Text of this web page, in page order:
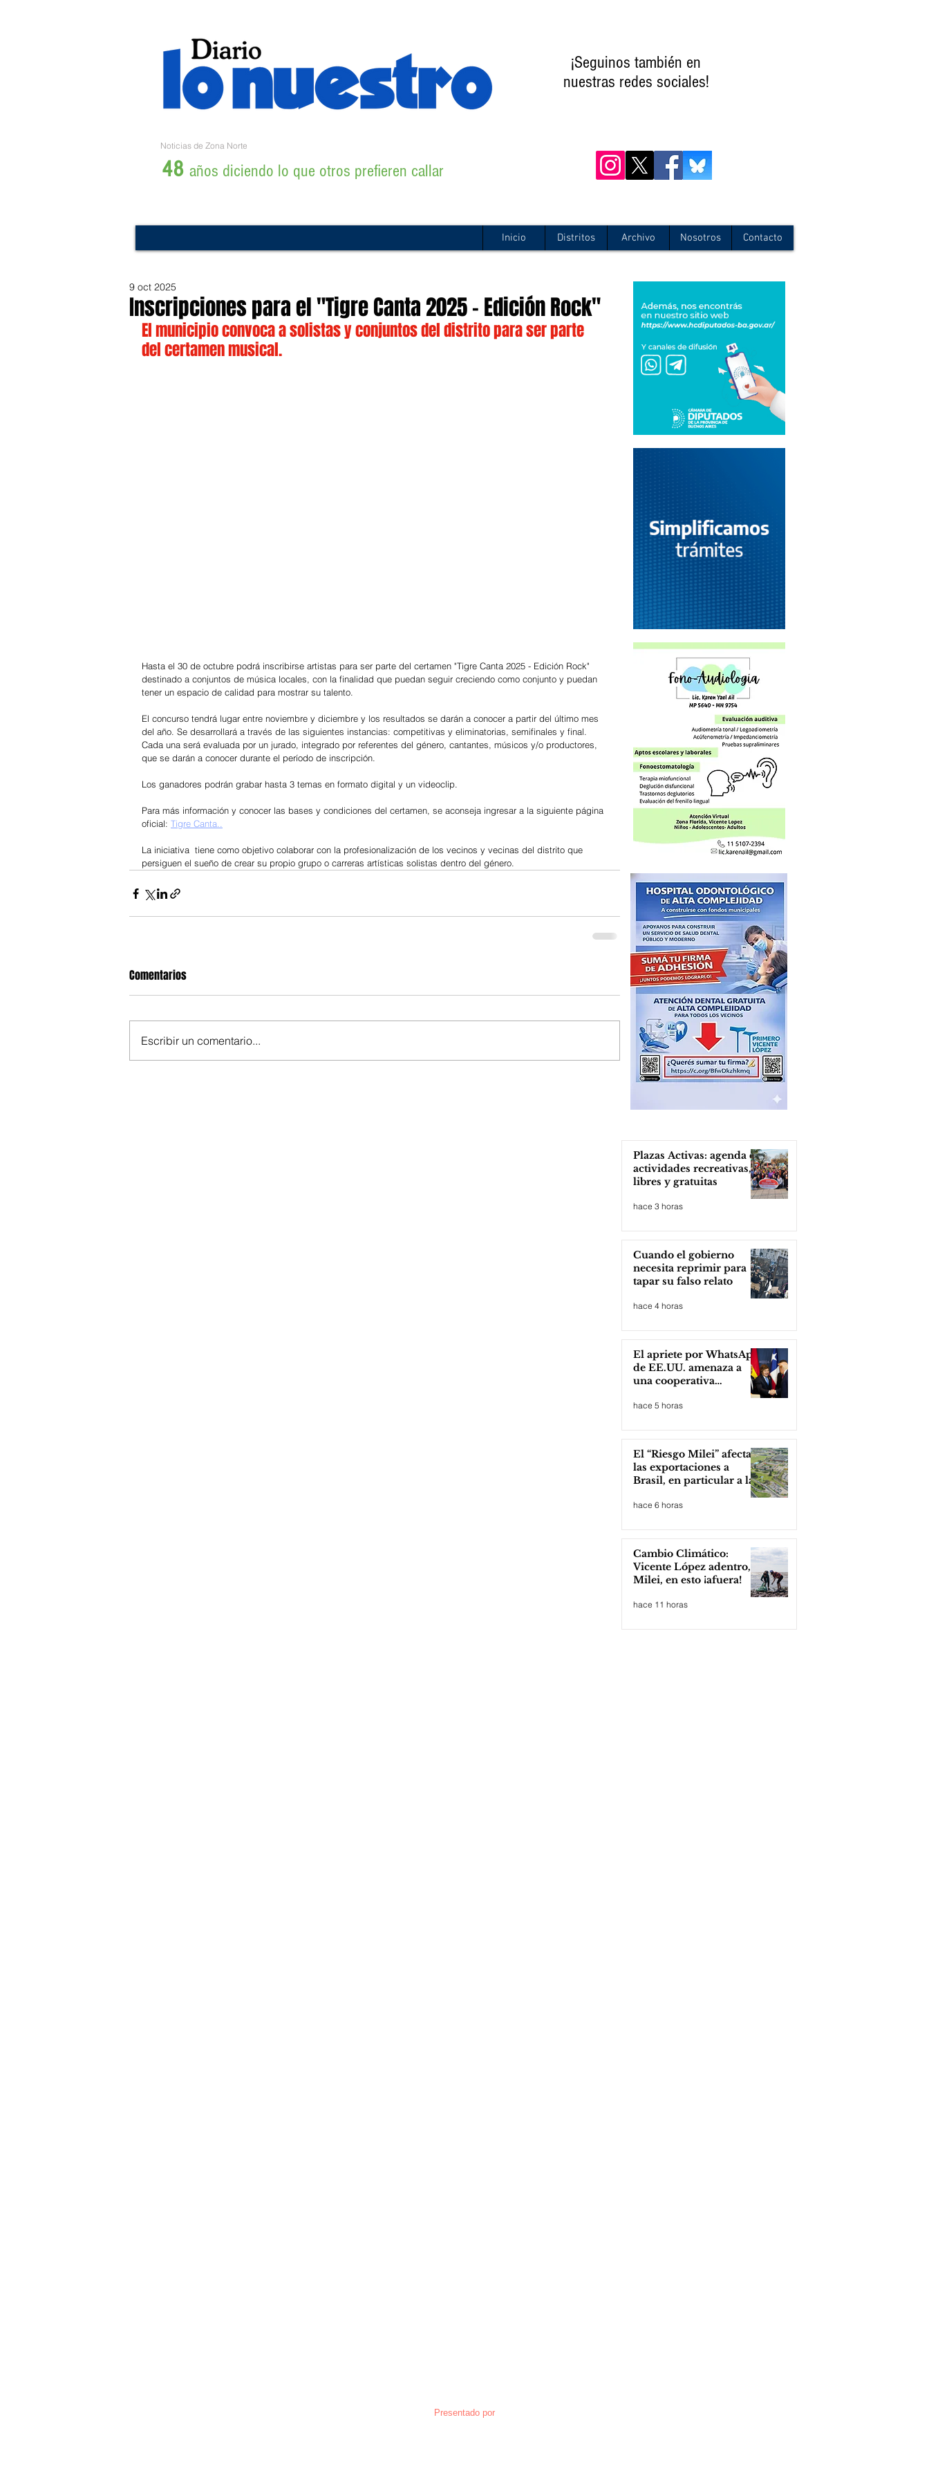
¡Seguinos también en
nuestras redes sociales!
Noticias de Zona Norte
48 años diciendo lo que otros prefieren callar
Inicio Distritos Archivo Nosotros Contacto
Inscripciones para el "Tigre Canta 2025 - Edición Rock"
9 oct 2025
El municipio convoca a solistas y conjuntos del distrito para ser parte
del certamen musical.
Hasta el 30 de octubre podrá inscribirse artistas para ser parte del certamen "Tigre Canta 2025 - Edición Rock"
destinado a conjuntos de música locales, con la finalidad que puedan seguir creciendo como conjunto y puedan
tener un espacio de calidad para mostrar su talento.
El concurso tendrá lugar entre noviembre y diciembre y los resultados se darán a conocer a partir del último mes
del año. Se desarrollará a través de las siguientes instancias: competitivas y eliminatorias, semifinales y final.
Cada una será evaluada por un jurado, integrado por referentes del género, cantantes, músicos y/o productores,
que se darán a conocer durante el período de inscripción.
Los ganadores podrán grabar hasta 3 temas en formato digital y un videoclip.
Para más información y conocer las bases y condiciones del certamen, se aconseja ingresar a la siguiente página
oficial: Tigre Canta..
La iniciativa  tiene como objetivo colaborar con la profesionalización de los vecinos y vecinas del distrito que
persiguen el sueño de crear su propio grupo o carreras artísticas solistas dentro del género.
Comentarios
Escribir un comentario...
Plazas Activas: agenda de
actividades recreativas,
libres y gratuitas
hace 3 horas
Cuando el gobierno
necesita reprimir para
tapar su falso relato
hace 4 horas
El apriete por WhatsApp
de EE.UU. amenaza a
una cooperativa
argentina para boicotear
a Huawei
hace 5 horas
El “Riesgo Milei” afecta
las exportaciones a
Brasil, en particular a la
industria automotriz de
la provincia
hace 6 horas
Cambio Climático:
Vicente López adentro,
Milei, en esto ¡afuera!
hace 11 horas
Presentado por